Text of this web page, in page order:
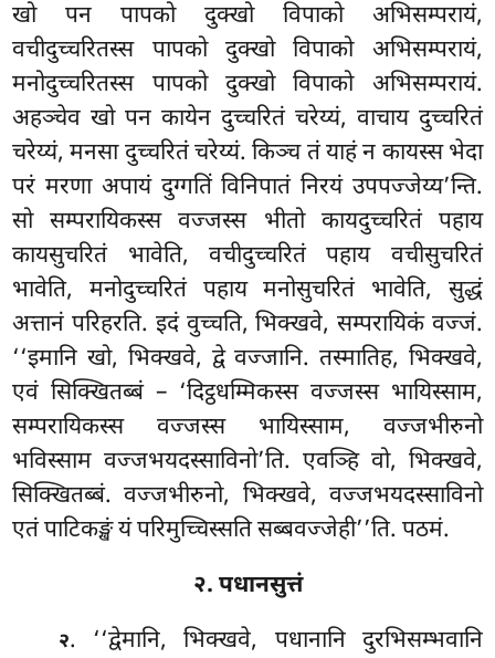
खो पन पापको दुक्खो विपाको अभिसम्परायं,
वचीदुच्चरितस्स पापको दुक्खो विपाको अभिसम्परायं,
मनोदुच्चरितस्स पापको दुक्खो विपाको अभिसम्परायं.
अहञ्चेव खो पन कायेन दुच्चरितं चरेय्यं, वाचाय दुच्चरितं
चरेय्यं, मनसा दुच्चरितं चरेय्यं. किञ्च तं याहं न कायस्स भेदा
परं मरणा अपायं दुग्गतिं विनिपातं निरयं उपपज्जेय्य’न्ति.
सोसम्परायिकस्स वज्जस्स भीतो कायदुच्चरितं पहाय
कायसुचरितं भावेति, वचीदुच्चरितं पहाय वचीसुचरितं
भावेति, मनोदुच्चरितं पहाय मनोसुचरितं भावेति, सुद्धं
अत्तानं परिहरति. इदं वुच्चति, भिक्खवे, सम्परायिकं वज्जं.
‘‘इमानि खो, भिक्खवे, द्वे वज्जानि. तस्मातिह, भिक्खवे,
एवं सिक्खितब्बं – ‘दिट्ठधम्मिकस्स वज्जस्स भायिस्साम,
सम्परायिकस्स वज्जस्स भायिस्साम, वज्जभीरुनो
भविस्सामवज्जभयदस्साविनो’ति. एवञ्हि वो, भिक्खवे,
सिक्खितब्बं. वज्जभीरुनो, भिक्खवे, वज्जभयदस्साविनो
एतं पाटिकङ्खं यं परिमुच्चिस्सतिसब्बवज्जेही’’ति. पठमं.
२. पधानसुत्तं
२. ‘‘द्वेमानि, भिक्खवे, पधानानि दुरभिसम्भवानि